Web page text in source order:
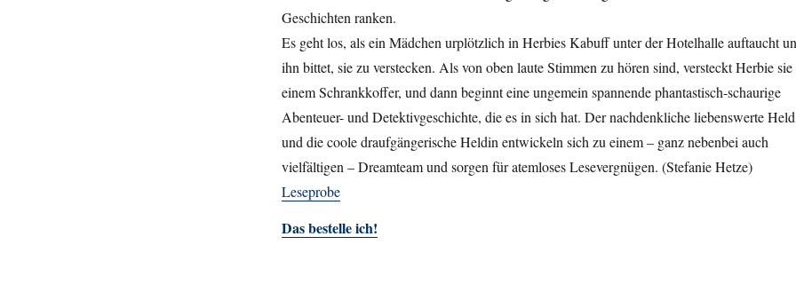
Geschichten ranken.
Es geht los, als ein Mädchen urplötzlich in Herbies Kabuff unter der Hotelhalle auftaucht
ihn bittet, sie zu verstecken. Als von oben laute Stimmen zu hören sind, versteckt Herbie
einem Schrankkoffer, und dann beginnt eine ungemein spannende phantastisch-schaurige
Abenteuer- und Detektivgeschichte, die es in sich hat. Der nachdenkliche liebenswerte Held
und die coole draufgängerische Heldin entwickeln sich zu einem – ganz nebenbei auch
vielfältigen – Dreamteam und sorgen für atemloses Lesevergnügen. (Stefanie Hetze)
Leseprobe
Das bestelle ich!